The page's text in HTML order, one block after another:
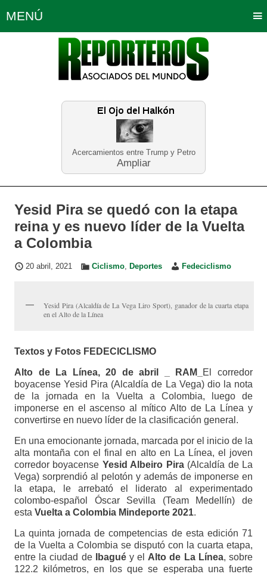
Acercamientos entre Trump y Petro
Ampliar
MENÚ
Política Opinión Bogotá
Planeta Tierra Deportes
Educación Neira
Yesid Pira se quedó con la etapa
reina y es nuevo líder de la Vuelta
a Colombia
20 abril, 2021 Ciclismo, Deportes Fedeciclismo
Yesid Pira (Alcaldía de La Vega Liro Sport), ganador de la cuarta etapa
en el Alto de la Línea
Textos y Fotos FEDECICLISMO
Alto de La Línea, 20 de abril _ RAM_ El corredor
boyacense Yesid Pira (Alcaldía de La Vega) dio la nota
de la jornada en la Vuelta a Colombia, luego de
imponerse en el ascenso al mítico Alto de La Línea y
convertirse en nuevo líder de la clasificación general.
En una emocionante jornada, marcada por el inicio de la
alta montaña con el final en alto en La Línea, el joven
corredor boyacense Yesid Albeiro Pira(Alcaldía de La
Vega) sorprendió al pelotón y además de imponerse en
la etapa, le arrebató el liderato al experimentado
colombo-español Óscar Sevilla (Team Medellín) de
esta Vuelta a Colombia Mindeporte 2021.
La quinta jornada de competencias de esta edición 71
de la Vuelta a Colombia se disputó con la cuarta etapa,
entre la ciudad de
Ibaguéy elAlto de La Línea, sobre
122.2 kilómetros, en los que se esperaba una fuerte